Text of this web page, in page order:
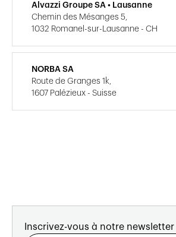
Alvazzi Groupe SA • Lausanne
Chemin des Mésanges 5,
1032 Romanel-sur-Lausanne - CH
NORBA SA
Route de Granges 1k,
1607 Palézieux - Suisse
Inscrivez-vous à notre